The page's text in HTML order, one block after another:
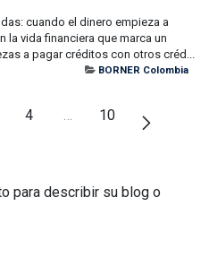
cuando el dinero empieza a
la vida financiera que marca un
a pagar créditos con otros créd...
BORNER Colombia
4 …
10
para describir su blog o